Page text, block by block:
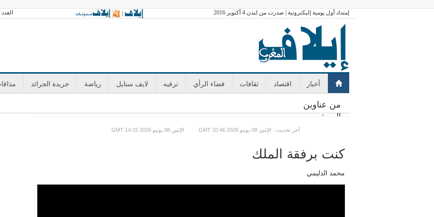
إمتداد أول يومية إليكترونية | صدرت من لندن 4 أكتوبر 2016 العدد 3601 الخميس 06 أغسطس 2026 آخر تحديث GMT 21:41 |
أخبار اقتصاد ثقافات فضاء الرأي ترفيه لايف ستايل رياضة جريدة الجرائد
من عناوين
اليوم:
GMT الإثنين 08 يونيو 2026 14:15 GMT الإثنين 08 يونيو 2026 10:46 : آخر تحديث
كنت برفقة الملك
محمد الدليمي